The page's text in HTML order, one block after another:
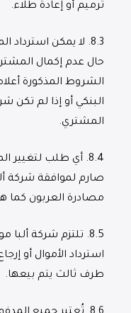
ترميم أو إعادة طلاء.
8.3. لا يمكن استرداد
حال عدم إكمال
الشروط المذكورة
البنكي أو إذا لم تكن
المشتري.
8.4. أي طلب لتغيير
صارم لموافقة شركة
مصادرة العربون كما هو
8.5. تلتزم شركة ألبا
استرداد الأموال أو
طرف ثالث يتم بيعها.